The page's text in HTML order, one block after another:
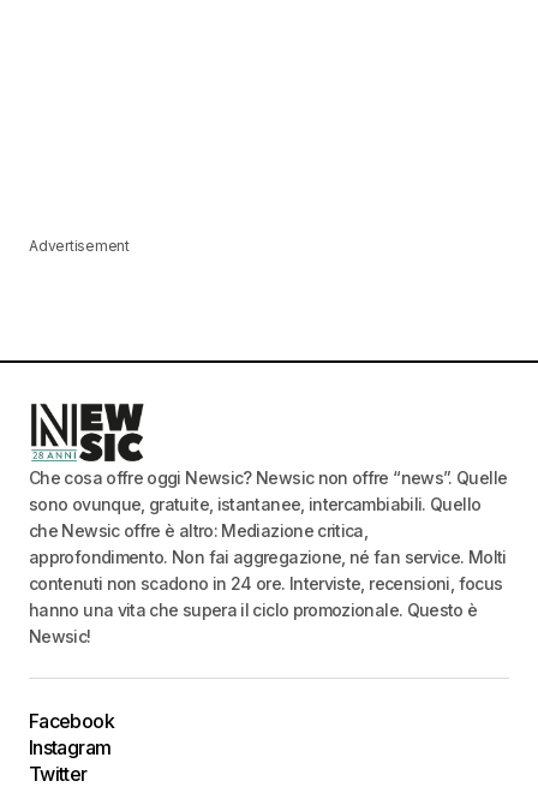
Advertisement
Che cosa offre oggi Newsic? Newsic non offre “news”. Quelle
sono ovunque, gratuite, istantanee, intercambiabili. Quello
che Newsic offre è altro: Mediazione critica,
approfondimento. Non fai aggregazione, né fan service. Molti
contenuti non scadono in 24 ore. Interviste, recensioni, focus
hanno una vita che supera il ciclo promozionale. Questo è
Newsic!
Facebook
Instagram
Twitter